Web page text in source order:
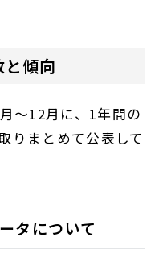
傾向
～12月に、1年間の
りまとめて公表して
タについて